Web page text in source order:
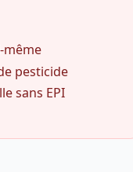
même
pesticide
sans EPI